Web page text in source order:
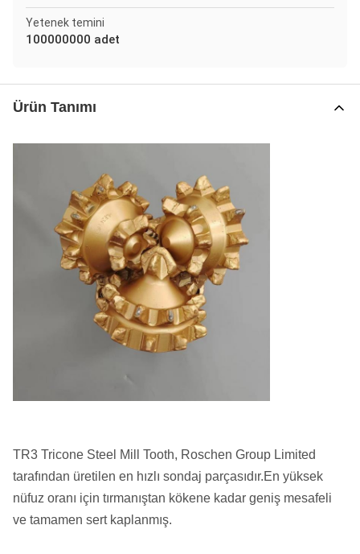
Yetenek temini
100000000 adet
Ürün Tanımı
TR3 Tricone Steel Mill Tooth, Roschen Group Limited
tarafından üretilen en hızlı sondaj parçasıdır.En yüksek
nüfuz oranı için tırmanıştan kökene kadar geniş mesafeli
ve tamamen sert kaplanmış.